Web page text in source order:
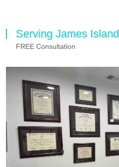
Serving James Island
FREE Consultation